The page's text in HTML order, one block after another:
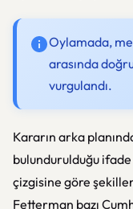
Oylamada,
arasında
vurgulandı.
Kararın arka
bulundurulduğu
çizgisine göre
Fetterman bazı